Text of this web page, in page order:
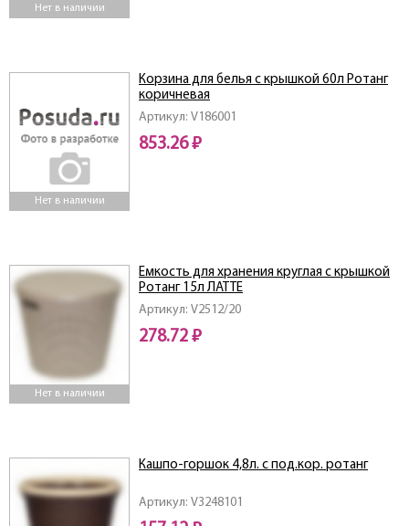
Нет в наличии
Нет в наличии
Артикул: V186001
Корзина для белья с крышкой 60л Ротанг
коричневая
853.26 ₽
Нет в наличии
Артикул: V2512/20
Емкость для хранения круглая с крышкой
Ротанг 15л ЛАТТЕ
278.72 ₽
Артикул: V3248101
Кашпо-горшок 4,8л. с под.кор. ротанг